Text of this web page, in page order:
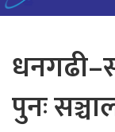
पुनः